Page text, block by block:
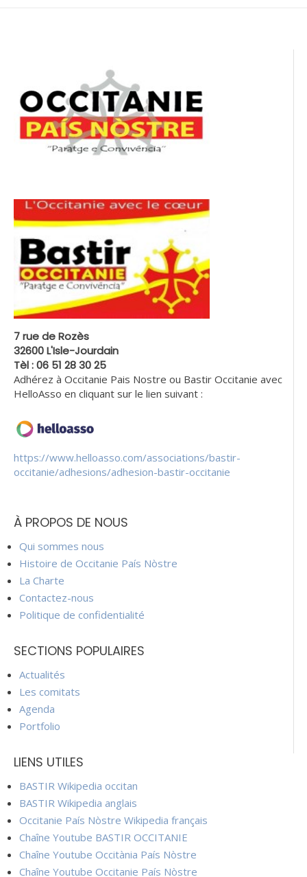
7 rue de Rozès
32600 L'Isle-Jourdain
Tèl : 06 51 28 30 25
Adhérez à Occitanie Pais Nostre ou Bastir Occitanie avec
HelloAsso en cliquant sur le lien suivant :
https://www.helloasso.com/associations/bastir-
occitanie/adhesions/adhesion-bastir-occitanie
À PROPOS DE NOUS
Qui sommes nous
Histoire de Occitanie País Nòstre
La Charte
Contactez-nous
Politique de confidentialité
SECTIONS POPULAIRES
Actualités
Les comitats
Agenda
Portfolio
LIENS UTILES
BASTIR Wikipedia occitan
BASTIR Wikipedia anglais
Occitanie País Nòstre Wikipedia français
Chaîne Youtube BASTIR OCCITANIE
Chaîne Youtube Occitània País Nòstre
Chaîne Youtube Occitanie País Nòstre